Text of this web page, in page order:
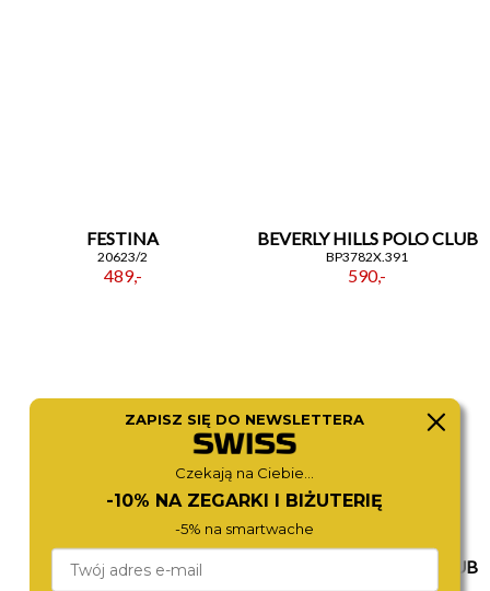
FESTINA
20623/2
489,-
BEVERLY HILLS POLO CLUB
BP3782X.391
590,-
FESTINA BEVERLY HILLS POLO CLUB
ZAPISZ SIĘ DO NEWSLETTERA
Czekają na Ciebie...
-10% NA ZEGARKI I BIŻUTERIĘ
-5% na smartwache